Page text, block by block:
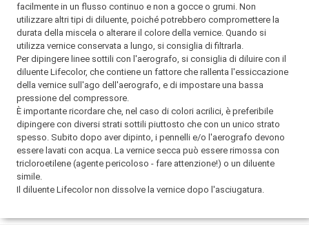
facilmente in un flusso continuo e non a gocce o grumi. Non
utilizzare altri tipi di diluente, poiché potrebbero compromettere la
durata della miscela o alterare il colore della vernice. Quando si
utilizza vernice conservata a lungo, si consiglia di filtrarla.
Per dipingere linee sottili con l'aerografo, si consiglia di diluire con il
diluente Lifecolor, che contiene un fattore che rallenta l'essiccazione
della vernice sull'ago dell'aerografo, e di impostare una bassa
pressione del compressore.
È importante ricordare che, nel caso di colori acrilici, è preferibile
dipingere con diversi strati sottili piuttosto che con un unico strato
spesso. Subito dopo aver dipinto, i pennelli e/o l'aerografo devono
essere lavati con acqua. La vernice secca può essere rimossa con
tricloroetilene (agente pericoloso - fare attenzione!) o un diluente
simile.
Il diluente Lifecolor non dissolve la vernice dopo l'asciugatura.